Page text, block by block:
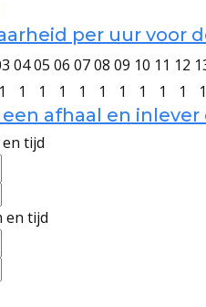
per uur voor
0405 06 0708 09 10 11 12
1 1 1 1 1 1 1 1 1 1 1
afhaal en
tijd
en tijd